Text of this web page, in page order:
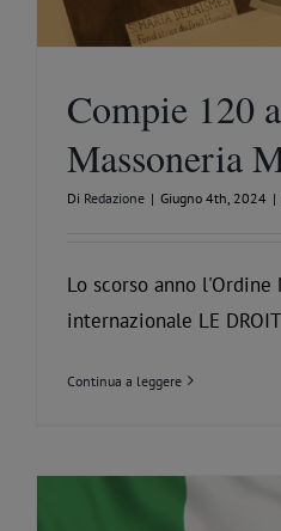
Compie 120
Massoneria
Di Redazione | Giugno 4th, 2024 |
Lo scorso anno l'Ordine
internazionale LE
Continua a leggere